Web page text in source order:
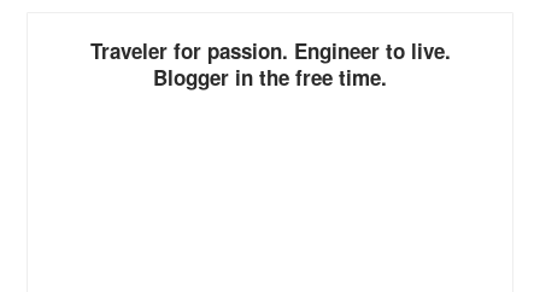
Traveler for passion. Engineer to live.
Blogger in the free time.